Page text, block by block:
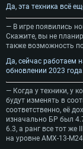
Да, эта техника всё
— В игре появились
Скажите, вы не
также возможность
Да, сейчас работаем
обновлении 2023 года.
— Когда у техники, у
будут изменять в
соответственно, её
изначально БР был
6.3, а ранг все тот же
на уровне AMX-13-